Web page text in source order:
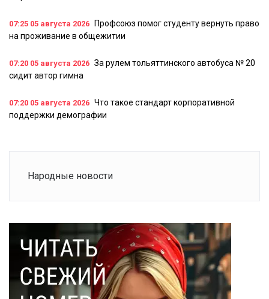
07:25 05 августа 2026
Профсоюз помог студенту вернуть право
на проживание в общежитии
07:20 05 августа 2026 За рулем тольяттинского автобуса № 20
сидит автор гимна
07:20 05 августа 2026 Что такое стандарт корпоративной
поддержки демографии
Народные новости